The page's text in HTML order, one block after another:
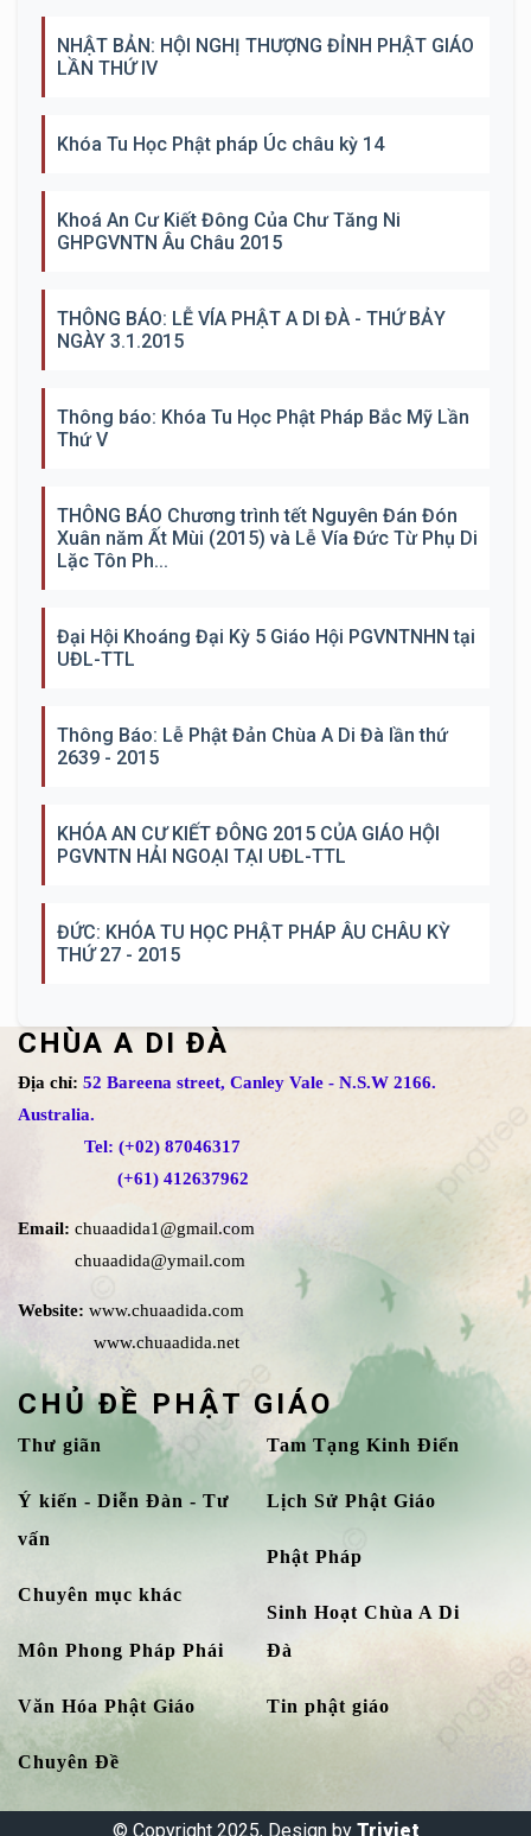
NHẬT BẢN: HỘI NGHỊ THƯỢNG ĐỈNH PHẬT GIÁO
LẦN THỨ IV
Khóa Tu Học Phật pháp Úc châu kỳ 14
Khoá An Cư Kiết Đông Của Chư Tăng Ni
GHPGVNTN Âu Châu 2015
THÔNG BÁO: LỄ VÍA PHẬT A DI ĐÀ - THỨ BẢY
NGÀY 3.1.2015
Thông báo: Khóa Tu Học Phật Pháp Bắc Mỹ Lần
Thứ V
THÔNG BÁO Chương trình tết Nguyên Đán Đón
Xuân năm Ất Mùi (2015) và Lễ Vía Đức Từ Phụ Di
Lặc Tôn Ph...
Đại Hội Khoáng Đại Kỳ 5 Giáo Hội PGVNTNHN tại
UĐL-TTL
Thông Báo: Lễ Phật Đản Chùa A Di Đà lần thứ
2639 - 2015
KHÓA AN CƯ KIẾT ĐÔNG 2015 CỦA GIÁO HỘI
PGVNTN HẢI NGOẠI TẠI UĐL-TTL
ĐỨC: KHÓA TU HỌC PHẬT PHÁP ÂU CHÂU KỲ
THỨ 27 - 2015
CHÙA A DI ĐÀ
Địa chỉ: 52 Bareena street, Canley Vale - N.S.W 2166.
Australia.
Tel: (+02) 87046317
(+61) 412637962
Email: chuaadida1@gmail.com
chuaadida@ymail.com
Website: www.chuaadida.com
www.chuaadida.net
CHỦ ĐỀ PHẬT GIÁO
Thư giãn
Ý kiến - Diễn Đàn - Tư
vấn
Chuyên mục khác
Môn Phong Pháp Phái
Văn Hóa Phật Giáo
Chuyên Đề
Tam Tạng Kinh Điển
Lịch Sử Phật Giáo
Phật Pháp
Sinh Hoạt Chùa A Di
Đà
Tin phật giáo
© Copyright 2025, Design by Triviet